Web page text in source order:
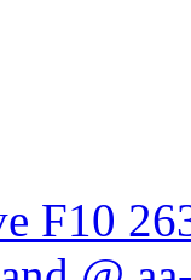
F10